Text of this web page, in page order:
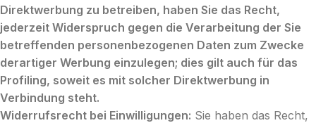
Direktwerbung zu betreiben, haben Sie das Recht,
jederzeit Widerspruch gegen die Verarbeitung der Sie
betreffenden personenbezogenen Daten zum Zwecke
derartiger Werbung einzulegen; dies gilt auch für das
Profiling, soweit es mit solcher Direktwerbung in
Verbindung steht.
Widerrufsrecht bei Einwilligungen: Sie haben das Recht,